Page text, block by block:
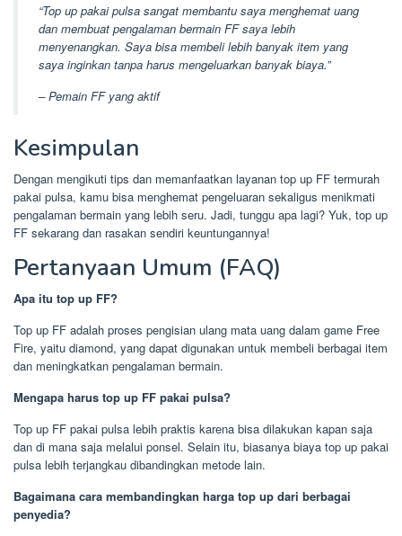
“Top up pakai pulsa sangat membantu saya menghemat uang
dan membuat pengalaman bermain FF saya lebih
menyenangkan. Saya bisa membeli lebih banyak item yang
saya inginkan tanpa harus mengeluarkan banyak biaya.”
– Pemain FF yang aktif
Kesimpulan
Dengan mengikuti tips dan memanfaatkan layanan top up FF termurah
pakai pulsa, kamu bisa menghemat pengeluaran sekaligus menikmati
pengalaman bermain yang lebih seru. Jadi, tunggu apa lagi? Yuk, top up
FF sekarang dan rasakan sendiri keuntungannya!
Pertanyaan Umum (FAQ)
Apa itu top up FF?
Top up FF adalah proses pengisian ulang mata uang dalam game Free
Fire, yaitu diamond, yang dapat digunakan untuk membeli berbagai item
dan meningkatkan pengalaman bermain.
Mengapa harus top up FF pakai pulsa?
Top up FF pakai pulsa lebih praktis karena bisa dilakukan kapan saja
dan di mana saja melalui ponsel. Selain itu, biasanya biaya top up pakai
pulsa lebih terjangkau dibandingkan metode lain.
Bagaimana cara membandingkan harga top up dari berbagai
penyedia?